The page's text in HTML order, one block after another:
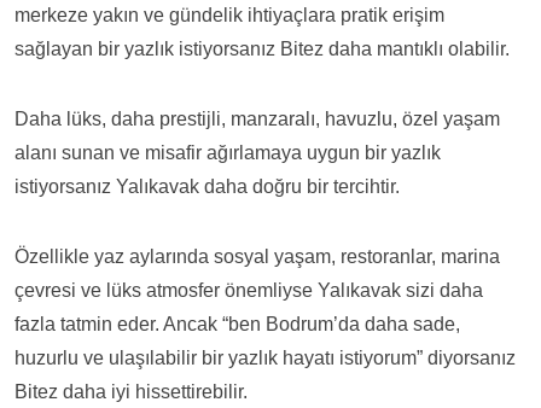
merkeze yakın ve gündelik ihtiyaçlara pratik erişim
sağlayan bir yazlık istiyorsanız Bitez daha mantıklı olabilir.
Daha lüks, daha prestijli, manzaralı, havuzlu, özel yaşam
alanı sunan ve misafir ağırlamaya uygun bir yazlık
istiyorsanız Yalıkavak daha doğru bir tercihtir.
Özellikle yaz aylarında sosyal yaşam, restoranlar, marina
çevresi ve lüks atmosfer önemliyse Yalıkavak sizi daha
fazla tatmin eder. Ancak “ben Bodrum’da daha sade,
huzurlu ve ulaşılabilir bir yazlık hayatı istiyorum” diyorsanız
Bitez daha iyi hissettirebilir.